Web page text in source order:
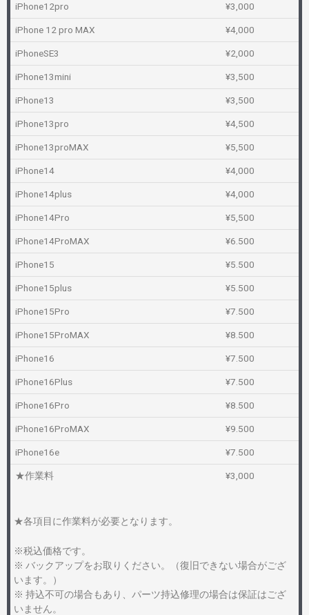
iPhone12pro ¥3,000
iPhone 12 pro MAX ¥4,000
iPhoneSE3 ¥2,000
iPhone13mini ¥3,500
iPhone13 ¥3,500
iPhone13pro ¥4,500
iPhone13proMAX ¥5,500
iPhone14 ¥4,000
iPhone14plus ¥4,000
iPhone14Pro ¥5,500
iPhone14ProMAX ¥6.500
iPhone15 ¥5.500
iPhone15plus ¥5.500
iPhone15Pro ¥7.500
iPhone15ProMAX ¥8.500
iPhone16 ¥7.500
iPhone16Plus ¥7.500
iPhone16Pro ¥8.500
iPhone16ProMAX ¥9.500
iPhone16e ¥7.500
★作業料 ¥3,000
★各項目に作業料が必要となります。
※税込価格です。
※ バックアップをお取りください。（復旧できない場合がござ
います。）
※ 持込不可の場合もあり、パーツ持込修理の場合は保証はござ
いません。